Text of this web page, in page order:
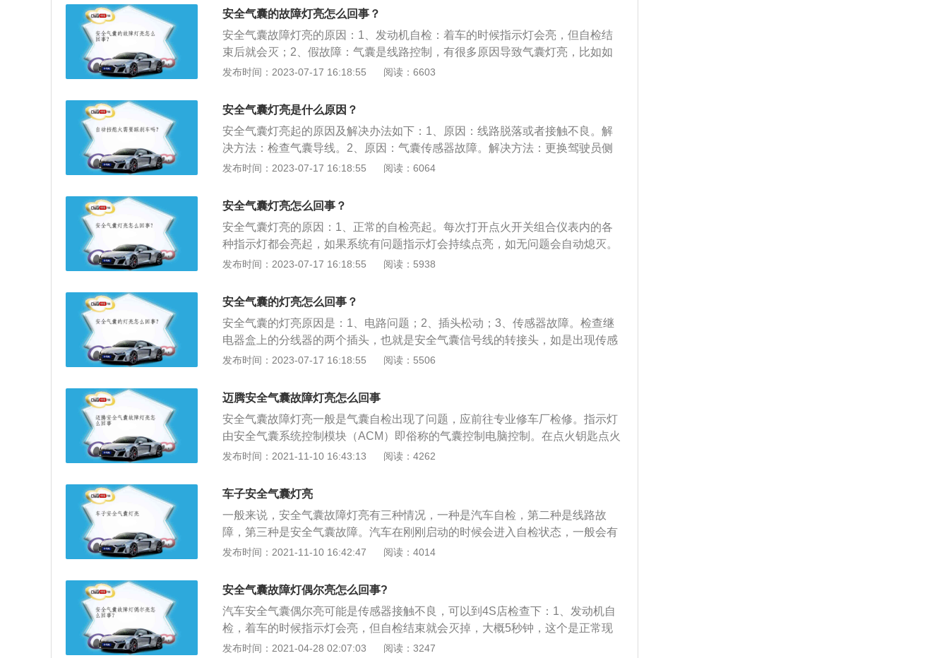
的生命安全，千万不要为了省钱购买劣质的气囊。
很快取得巨大成功，到20世纪50年代中期，路虎的名字已成为耐用性和出色越野
性能的代名词。无论是军方、从事农业的客户，还是要求苛刻的急救服务行业，
都赞叹于路虎的完美品质。2.公司历程：1966年罗孚公司并入利兰汽车公司，成
为利兰公司的美洲虎-罗孚-凯旋部，1988年被英国宇航公司收购，1989年正式更
名为罗孚集团，1990年又与日本本田汽车公司在技术和资金上进行合作，1994年
MG跑车。
安全气囊的故障灯亮怎么回事？
安全气囊故障灯亮的原因：1、发动机自检：着车的时候指示灯会亮，但自检结
束后就会灭；2、假故障：气囊是线路控制，有很多原因导致气囊灯亮，比如如
果电瓶亏电严重，气囊就会回馈某个气囊电压低的信号，产生故障码；3、安全
气囊的部分介绍：气囊系统又名辅助约束系统，主要包括两个部分，一是安全带
预紧机构，二是安全气囊，主要由碰撞传感器、气囊指示灯、气囊电脑以及安全
气囊组成。
发布时间：2023-07-17 16:18:55 阅读：6603
安全气囊灯亮是什么原因？
安全气囊灯亮起的原因及解决办法如下：1、原因：线路脱落或者接触不良。解
决方法：检查气囊导线。2、原因：气囊传感器故障。解决方法：更换驾驶员侧
侧面安全气囊传感器。3、原因：气囊故障。解决方法：检查安全带传感器、气
单元。5、原因：有故障代码存在。解决方法：使用专用仪器清除故障码。 6、发
动机自检时安全气囊灯会亮起，自检结束就会熄灭，属于正常现象。
发布时间：2023-07-17 16:18:55 阅读：6064
安全气囊灯亮怎么回事？
安全气囊灯亮的原因：1、正常的自检亮起。每次打开点火开关组合仪表内的各
种指示灯都会亮起，如果系统有问题指示灯会持续点亮，如无问题会自动熄灭。
2、用车过程中，安全气囊灯突然亮起。最常见的原因为车辆座椅侧面的气囊线
3、进行过车辆某些部位的拆装后，由于安全气囊系统部件还没有安装到位就打
开点火开关，安全气囊控制单元会记载故障码，从而点亮安全气囊灯。这种情
况，安装到位后，清除故障码即可。
发布时间：2023-07-17 16:18:55 阅读：5938
安全气囊的灯亮怎么回事？
安全气囊的灯亮原因是：1、电路问题；2、插头松动；3、传感器故障。检查继
电器盒上的分线器的两个插头，也就是安全气囊信号线的转接头，如是出现传感
故障以及数据读取错误，这时应严格按照各种车型号车款式的维修手测和注意事
全带配合使用，为乘员提供有效的防撞保护，在汽车相撞时汽车安全气囊可使头
部受伤率减少百分之25，面部受伤率减少百分之80左右。
发布时间：2023-07-17 16:18:55 阅读：5506
迈腾安全气囊故障灯亮怎么回事
安全气囊故障灯亮一般是气囊自检出现了问题，应前往专业修车厂检修。指示灯
由安全气囊系统控制模块（ACM）即俗称的气囊控制电脑控制。在点火钥匙点火
时，点火和起动信号由ACM模块接收。当点火开关接通（打到ON位置）时，气
起动，气囊指示灯闪亮7～9次，此后在发动机运转过程中保持熄灭状态。下列任
而不闪烁。2、如果点火开关接通，灯闪烁7～9次后持续发光。3、如果发动机运
转时灯亮。4、如果任何时刻灯都不亮。5、如果在发动机起动过程中灯不能稳定
地发光。如果出现上述任一种情况，由于安全气囊系统可能不能工作，驾驶员应
码。需要注意的是，有些气囊系统在点火开关接通以及发动机起动后，指示灯都
连续发光约5s。
发布时间：2021-11-10 16:43:13 阅读：4262
车子安全气囊灯亮
一般来说，安全气囊故障灯亮有三种情况，一种是汽车自检，第二种是线路故
障，第三种是安全气囊故障。汽车在刚刚启动的时候会进入自检状态，一般会有
三秒左右的自检时间，这个时间内，汽车仪表盘上的安全气囊警示灯就会点亮，
故障，线路故障就会导致安全气囊警示灯点亮，如果说汽车上的蓄电池亏电比较
严重，安全气囊就会回馈某个气囊的电压低，还有可能会出现故障码，这种情况
需要到4s店去消除。这两种情况都不是安全气囊出现故障，真实的故障就是安全
气囊出现问题，安全气囊出现故障之后就会发出警报，引起安全气囊故障的原因
有气囊游丝故障、碰撞传感器故障、气囊插头松动、线路短路等。出现这种故障
发布时间：2021-11-10 16:42:47 阅读：4014
安全气囊故障灯偶尔亮怎么回事?
汽车安全气囊偶尔亮可能是传感器接触不良，可以到4S店检查下：1、发动机自
检，着车的时候指示灯会亮，但自检结束就会灭掉，大概5秒钟，这个是正常现
象，如果一直不灭说明有故障；2、假故障，毕竟气囊是线路控制，有很多原因
发布时间：2021-04-28 02:07:03 阅读：3247